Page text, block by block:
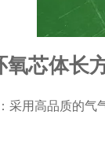
氧芯体长
：采用高品质的气